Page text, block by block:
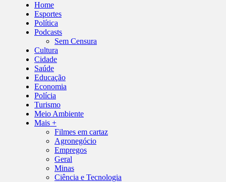
Home
Esportes
Política
Podcasts
Sem Censura
Cultura
Cidade
Saúde
Educação
Economia
Polícia
Turismo
Meio Ambiente
Mais +
Filmes em cartaz
Agronegócio
Empregos
Geral
Minas
Ciência e Tecnologia